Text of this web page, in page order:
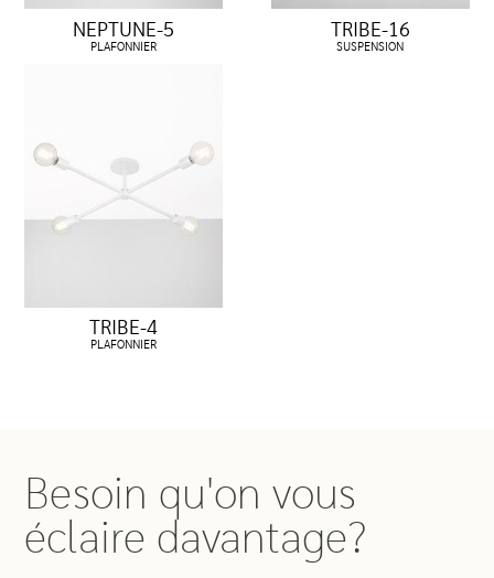
NEPTUNE-5
PLAFONNIER
TRIBE-16
SUSPENSION
TRIBE-4
PLAFONNIER
Besoin qu'on vous
éclaire davantage?